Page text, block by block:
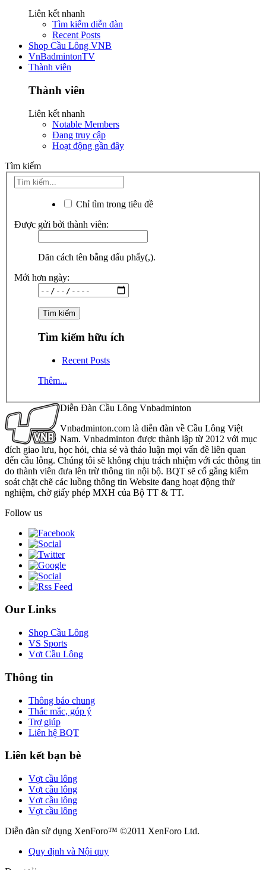
Liên kết nhanh
Tìm kiếm diễn đàn
Recent Posts
Shop Cầu Lông VNB
VnBadmintonTV
Thành viên
Thành viên
Liên kết nhanh
Notable Members
Đang truy cập
Hoạt động gần đây
Tìm kiếm
Chỉ tìm trong tiêu đề
Được gửi bởi thành viên:
Dãn cách tên bằng dấu phẩy(,).
Mới hơn ngày:
Tìm kiếm hữu ích
Recent Posts
Thêm...
Diễn Đàn Cầu Lông Vnbadminton
Vnbadminton.com là diễn đàn về Cầu Lông Việt
Nam. Vnbadminton được thành lập từ 2012 với mục
đích giao lưu, học hỏi, chia sẻ và thảo luận mọi vấn đề liên quan
đến cầu lông. Chúng tôi sẽ không chịu trách nhiệm với các thông tin
do thành viên đưa lên trừ thông tin nội bộ. BQT sẽ cố gắng kiểm
soát chặt chẽ các luồng thông tin Website đang hoạt động thử
nghiệm, chờ giấy phép MXH của Bộ TT & TT.
Follow us
Our Links
Shop Cầu Lông
VS Sports
Vợt Cầu Lông
Thông tin
Thông báo chung
Thắc mắc, góp ý
Trợ giúp
Liên hệ BQT
Liên kết bạn bè
Vợt cầu lông
Vợt cầu lông
Vợt cầu lông
Vợt cầu lông
Diễn đàn sử dụng XenForo™ ©2011 XenForo Ltd.
Quy định và Nội quy